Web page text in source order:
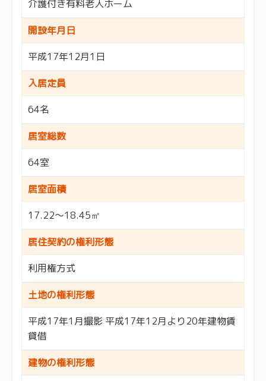
介護付き有料老人ホーム
開設年月日
平成17年12月1日
入居定員
64名
居室総数
64室
居室面積
17.22〜18.45㎡
居住契約の権利形態
利用権方式
土地の権利形態
平成17年1月撮影 平成17年12月より20年建物賃
貸借
建物の権利形態